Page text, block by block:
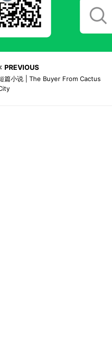
PREVIOUS
篇小说 | The Buyer From Cactus